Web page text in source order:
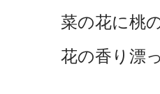
菜の花に桃
花の香り漂